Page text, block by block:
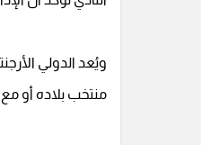
ويُعد الدولي
منتخب بلاده أو مع